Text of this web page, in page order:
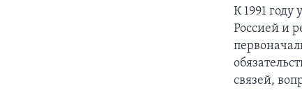
К 1991
Россией и
связей,